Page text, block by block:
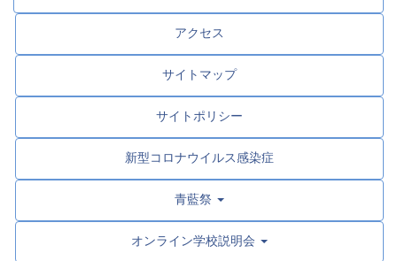
アクセス
サイトマップ
サイトポリシー
新型コロナウイルス感染症
青藍祭
オンライン学校説明会